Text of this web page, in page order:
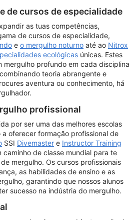
de cursos de especialidade
as tuas competências,
de cursos de especialidade,
e o mergulho noturno até ao Nitrox
ecológicas únicas. Estes
mergulho profundo em cada disciplina
teoria abrangente e
aventura ou conhecimento, há
profissional
por ser uma das melhores escolas
a oferecer formação profissional de
SSI Divemaster e Instructor Training
caminho de classe mundial para te
mergulho. Os cursos profissionais
as habilidades de ensino e as
garantindo que nossos alunos
sucesso na indústria do mergulho.